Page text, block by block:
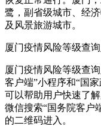
鹭，副省级城市、经
及风景旅游城市。
厦门疫情风险等级查
厦门疫情风险等级查
客户端”小程序和“国
可以帮助用户快速了
微信搜索“国务院客户
的二维码进入。